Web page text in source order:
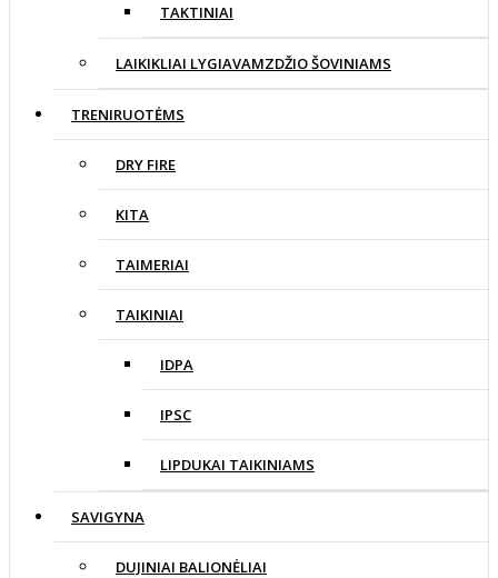
TAKTINIAI
LAIKIKLIAI LYGIAVAMZDŽIO ŠOVINIAMS
TRENIRUOTĖMS
DRY FIRE
KITA
TAIMERIAI
TAIKINIAI
IDPA
IPSC
LIPDUKAI TAIKINIAMS
SAVIGYNA
DUJINIAI BALIONĖLIAI